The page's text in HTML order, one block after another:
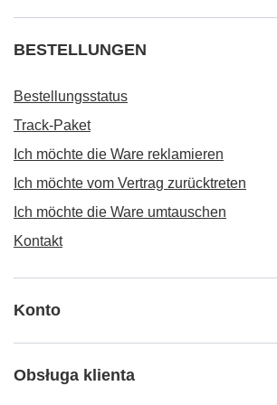
BESTELLUNGEN
Bestellungsstatus
Track-Paket
Ich möchte die Ware reklamieren
Ich möchte vom Vertrag zurücktreten
Ich möchte die Ware umtauschen
Kontakt
Konto
Obsługa klienta